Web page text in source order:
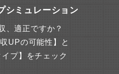
シミュレーション
、適正ですか？
UPの可能性】と
プ】をチェック